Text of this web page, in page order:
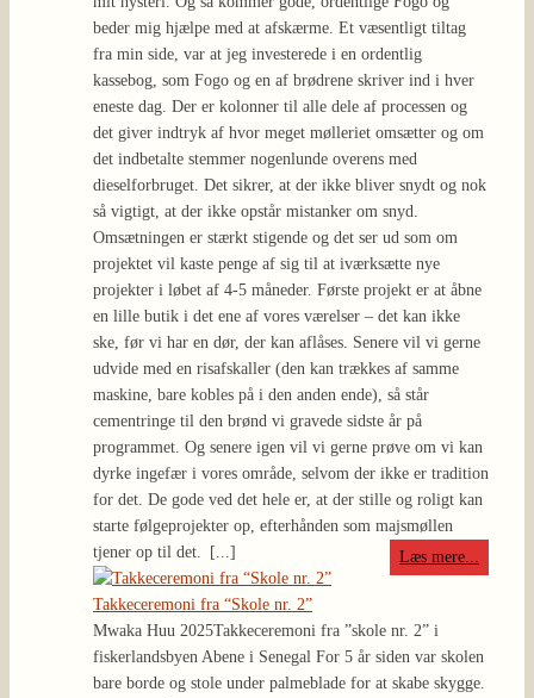
[...] Læs mere...
Takkeceremoni fra “Skole nr. 2”
Mwaka Huu 2025Takkeceremoni fra ”skole nr. 2” i
fiskerlandsbyen Abene i Senegal For 5 år siden var skolen
bare borde og stole under palmeblade for at skabe skygge.